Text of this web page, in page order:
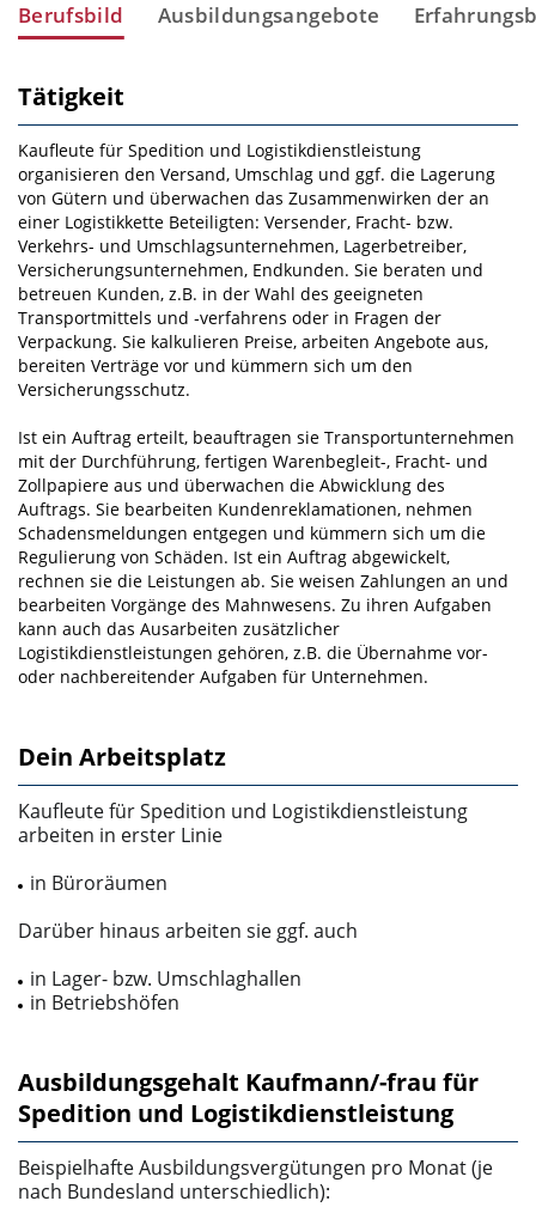
Berufsbild Ausbildungsangebote
Tätigkeit
Kaufleute für Spedition und Logistikdienstleistung
organisieren den Versand, Umschlag und ggf. die Lagerung
von Gütern und überwachen das Zusammenwirken der an
einer Logistikkette Beteiligten: Versender, Fracht- bzw.
Verkehrs- und Umschlagsunternehmen, Lagerbetreiber,
Versicherungsunternehmen, Endkunden. Sie beraten und
betreuen Kunden, z.B. in der Wahl des geeigneten
Transportmittels und ‑verfahrens oder in Fragen der
Verpackung. Sie kalkulieren Preise, arbeiten Angebote aus,
bereiten Verträge vor und kümmern sich um den
Versicherungsschutz.
Ist ein Auftrag erteilt, beauftragen sie Transportunternehmen
mit der Durchführung, fertigen Warenbegleit-, Fracht- und
Zollpapiere aus und überwachen die Abwicklung des
Auftrags. Sie bearbeiten Kundenreklamationen, nehmen
Schadensmeldungen entgegen und kümmern sich um die
Regulierung von Schäden. Ist ein Auftrag abgewickelt,
rechnen sie die Leistungen ab. Sie weisen Zahlungen an und
bearbeiten Vorgänge des Mahnwesens. Zu ihren Aufgaben
kann auch das Ausarbeiten zusätzlicher
Logistikdienstleistungen gehören, z.B. die Übernahme vor-
oder nachbereitender Aufgaben für Unternehmen.
Dein Arbeitsplatz
Kaufleute für Spedition und Logistikdienstleistung
arbeiten in erster Linie
in Büroräumen
Darüber hinaus arbeiten sie ggf. auch
in Lager- bzw. Umschlaghallen
in Betriebshöfen
Ausbildungsgehalt Kaufmann/-frau für
Spedition und Logistikdienstleistung
Beispielhafte Ausbildungsvergütungen pro Monat (je
nach Bundesland unterschiedlich):